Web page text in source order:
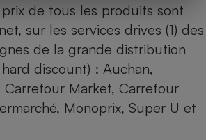
de tous les produits sont
sur les services drives (1) des
de la grande distribution
discount) : Auchan,
Carrefour Market, Carrefour
Monoprix, Super U et